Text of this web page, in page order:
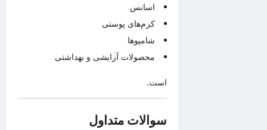
اسانس
کرم‌های پوستی
شامپوها
محصولات آرایشی و بهداشتی
است.
سوالات متداول